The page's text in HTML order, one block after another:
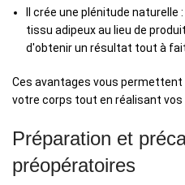
Il crée une plénitude
tissu adipeux au lieu de
d'obtenir un résultat tout à
Ces avantages vous
votre corps tout en réalisant
Préparation et
préopératoires